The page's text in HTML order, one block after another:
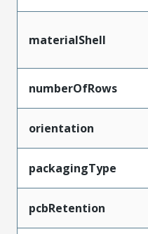
materialShell
numberOfRows
orientation
packagingType
pcbRetention